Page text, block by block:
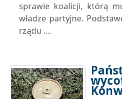
sprawie koalicji, którą
władze partyjne.
rządu ....